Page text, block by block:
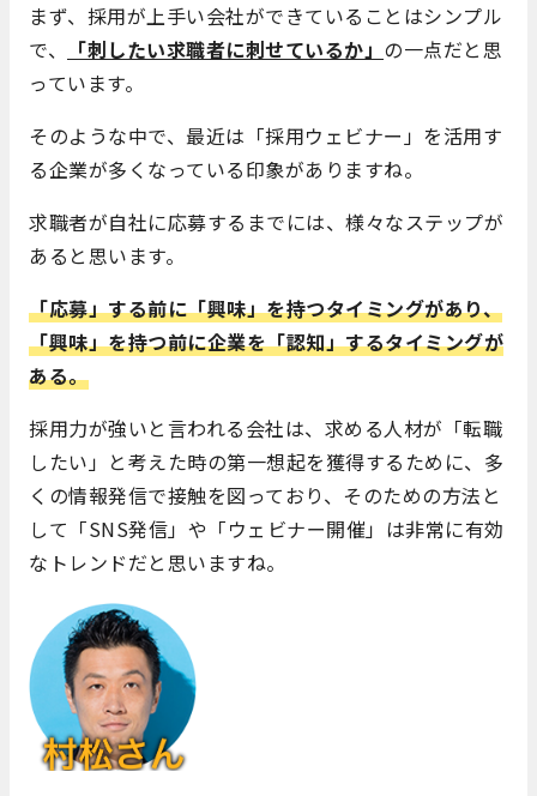
まず、採用が上手い会社ができていることはシンプル
で、
「刺したい求職者に刺せているか」 の一点だと思
っています。
そのような中で、最近は「採用ウェビナー」を活用す
る企業が多くなっている印象がありますね。
求職者が自社に応募するまでには、様々なステップが
あると思います。
「応募」する前に「興味」を持つタイミングがあり、
「興味」を持つ前に企業を「認知」するタイミングが
ある。
採用力が強いと言われる会社は、求める人材が「転職
したい」と考えた時の第一想起を獲得するために、多
くの情報発信で接触を図っており、そのための方法と
して「SNS発信」や「ウェビナー開催」は非常に有効
なトレンドだと思いますね。